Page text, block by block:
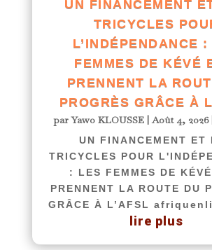
UN FINANCEMENT
TRICYCLES
L’INDÉPENDANCE :
FEMMES DE KÉVÉ
PRENNENT LA
PROGRÈS GRÂCE À
parYawo KLOUSSE |Août 4, 2026
UN FINANCEMENT ET
TRICYCLES POUR
: LES FEMMES DE
PRENNENT LA ROUTE DU
GRÂCE À L’AFSL
lire plus